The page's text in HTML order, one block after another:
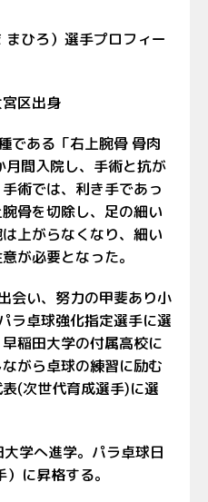
ひろ）選手プロフィー
区出身
である「右上腕骨 骨肉
間入院し、手術と抗が
術では、利き手であっ
骨を切除し、足の細い
上がらなくなり、細い
が必要となった。
会い、努力の甲斐あり小
ラ卓球強化指定選手に選
稲田大学の付属高校に
がら卓球の練習に励む
(次世代育成選手)に選
学へ進学。パラ卓球日
に昇格する。